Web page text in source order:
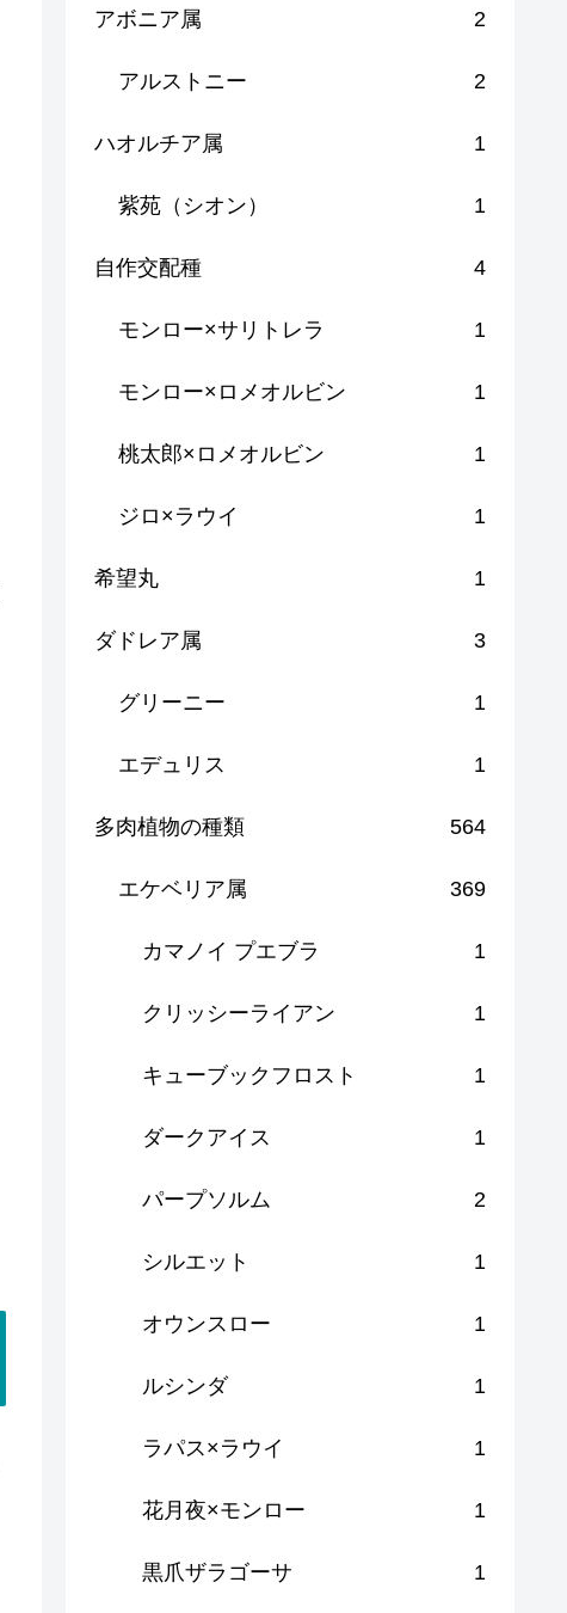
アボニア属 2
アルストニー 2
ハオルチア属 1
紫苑（シオン） 1
自作交配種 4
モンロー×サリトレラ 1
モンロー×ロメオルビン 1
桃太郎×ロメオルビン 1
ジロ×ラウイ 1
希望丸 1
ダドレア属 3
グリーニー 1
エデュリス 1
多肉植物の種類 564
エケベリア属 369
カマノイ プエブラ 1
クリッシーライアン 1
キューブックフロスト 1
ダークアイス 1
パープソルム 2
シルエット 1
オウンスロー 1
ルシンダ 1
ラパス×ラウイ 1
花月夜×モンロー 1
黒爪ザラゴーサ 1